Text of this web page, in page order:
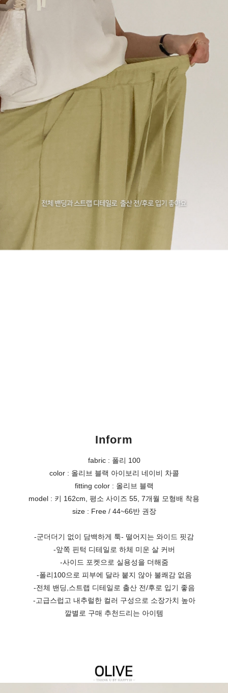
Inform
fabric : 폴리 100
color : 올리브 블랙 아이보리 네이비 차콜
fitting color : 올리브 블랙
model : 키 162cm, 평소 사이즈 55, 7개월 모형배 착용
size : Free / 44~66반 권장
-군더더기 없이 담백하게 툭- 떨어지는 와이드 핏감
-앞쪽 핀턱 디테일로 하체 미운 살 커버
-사이드 포켓으로 실용성을 더해줌
-폴리100으로 피부에 달라 붙지 않아 불쾌감 없음
-전체 밴딩,스트랩 디테일로 출산 전/후로 입기 좋음
-고급스럽고 내추럴한 컬러 구성으로 소장가치 높아
깔별로 구매 추천드리는 아이템